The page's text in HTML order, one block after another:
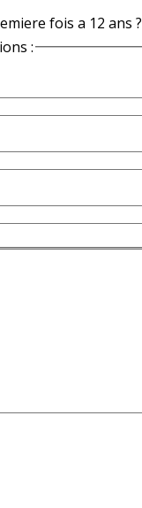
fois a 12 ans ?
: